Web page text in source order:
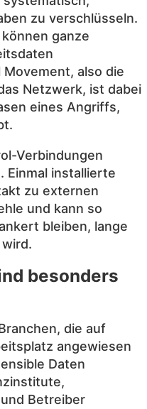
zu verschlüsseln.
ganze
also die
Netzwerk, ist dabei
eines Angriffs,
Verbindungen
Einmal installierte
zu externen
und kann so
bleiben, lange
besonders
die auf
angewiesen
Daten
Betreiber